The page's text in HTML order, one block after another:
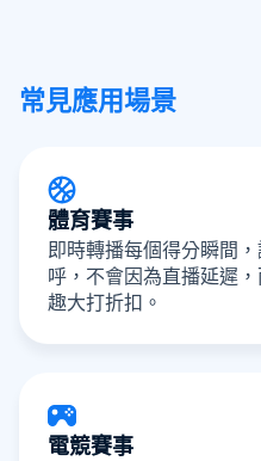
常見應用場景
體育賽事
即時轉播每個得分瞬間
呼，不會因為直播延遲
趣大打折扣。
電競賽事